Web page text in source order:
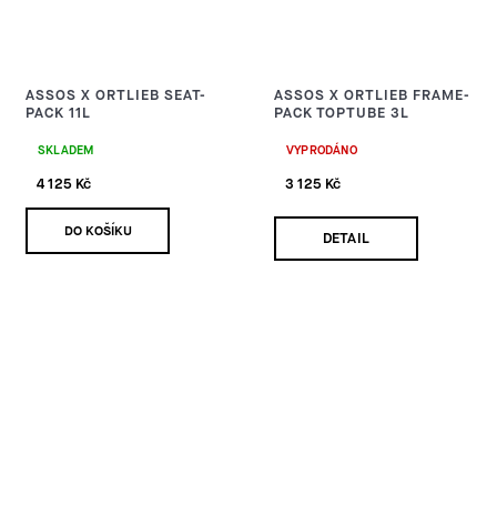
ASSOS X ORTLIEB SEAT-
PACK 11L
SKLADEM
4 125 Kč
DO KOŠÍKU
ASSOS X ORTLIEB FRAME-
PACK TOPTUBE 3L
VYPRODÁNO
3 125 Kč
DETAIL